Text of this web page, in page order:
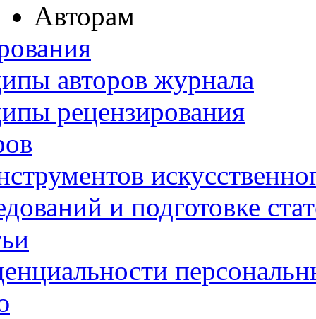
Авторам
авторов журнала
рецензирования
и подготовке